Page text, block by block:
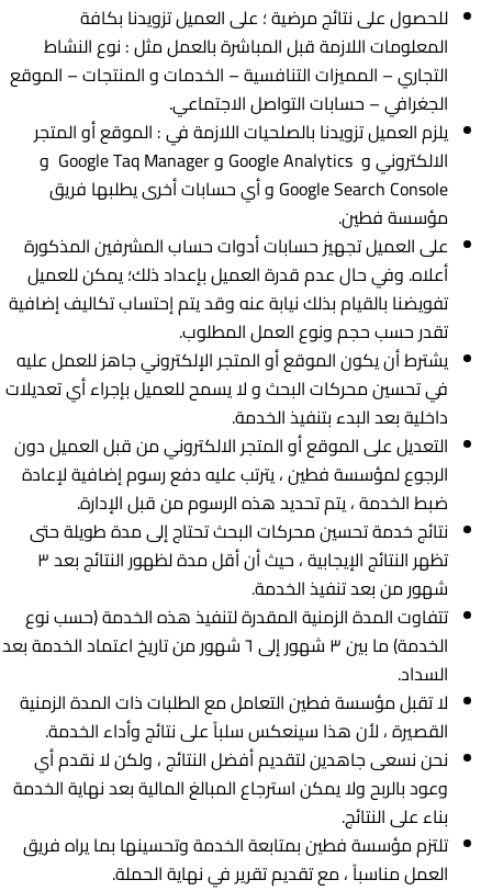
للحصول على نتائج مرضية ؛ على العميل تزويدنا بكافة
المعلومات اللازمة قبل المباشرة بالعمل مثل : نوع النشاط
التجاري – المميزات التنافسية – الخدمات و المنتجات – الموقع
الجغرافي – حسابات التواصل الاجتماعي.
يلزم العميل تزويدنا بالصلحيات اللازمة في : الموقع أو المتجر
الالكتروني و Google Analytics و Google Taq Manager و
Google Search Console و أي حسابات أخرى يطلبها فريق
مؤسسة فطين.
على العميل تجهيز حسابات أدوات حساب المشرفين المذكورة
أعلاه. وﻓﻲ حال عدم قدرة العميل بإعداد ذلك؛ یمکن للعمیل
تفویضنا بالقيام بذلك نیابة عنه وقد يتم إحتساب تکالیف إضافیة
تقدر حسب حجم ونوع العمل المطلوب.
يشترط أن يكون الموقع أو المتجر الإلكتروني جاهز للعمل عليه
في تحسين محركات البحث و لا يسمح للعميل بإجراء أي تعديلات
داخلية بعد البدء بتنفيذ الخدمة.
التعديل على الموقع أو المتجر الالكتروني من قبل العميل دون
الرجوع لمؤسسة فطين ، يترتب عليه دفع رسوم إضافية لإعادة
ضبط الخدمة ، يتم تحديد هذه الرسوم من قبل الإدارة.
نتائج خدمة تحسين محركات البحث تحتاج إلى مدة طويلة حتى
تظهر النتائج الإيجابية ، حيث أن أقل مدة لظهور النتائج بعد ٣
شهور من بعد تنفيذ الخدمة.
تتفاوت المدة الزمنية المقدرة لتنفيذ هذه الخدمة (حسب نوع
الخدمة) ما بين ٣ شهور إلى ٦ شهور من تاريخ اعتماد الخدمة بعد
السداد.
لا تقبل مؤسسة فطين التعامل مع الطلبات ذات المدة الزمنية
القصيرة ، لأن هذا سينعكس سلباً على نتائج وأداء الخدمة.
نحن نسعى جاهدين لتقديم أفضل النتائج ، ولكن لا نقدم أي
وعود بالربح ولا يمكن استرجاع المبالغ المالية بعد نهاية الخدمة
بناء على النتائج.
تلتزم مؤسسة فطين بمتابعة الخدمة وتحسينها بما يراه فريق
العمل مناسباً ، مع تقديم تقرير في نهاية الحملة.